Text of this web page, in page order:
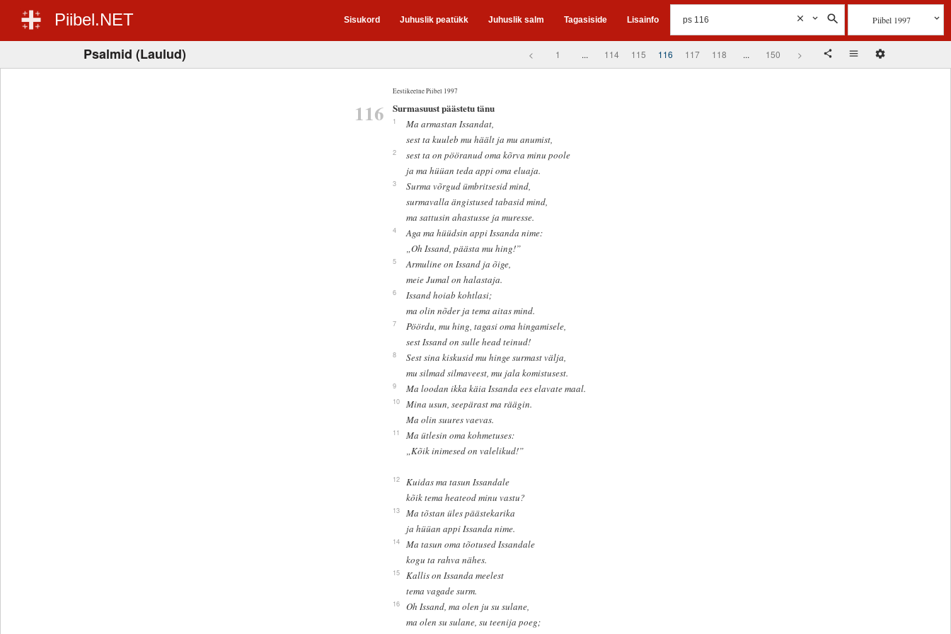
Piibel.NET Sisukord Juhuslik peatükk Juhuslik salm Tagasiside Lisainfo Piibel 1997
Psalmid (Laulud) < 1 ... 114 115 116 117 118 ... 150 >
Eestikeelne Piibel 1997
116 Surmasuust päästetu tänu
1
Ma armastan Issandat,
sest ta kuuleb mu häält ja mu anumist,
2
sest ta on pööranud oma kõrva minu poole
ja ma hüüan teda appi oma eluaja.
3
Surma võrgud ümbritsesid mind,
surmavalla ängistused tabasid mind,
ma sattusin ahastusse ja muresse.
4
Aga ma hüüdsin appi Issanda nime:
„Oh Issand, päästa mu hing!”
5
Armuline on Issand ja õige,
meie Jumal on halastaja.
6
Issand hoiab kohtlasi;
ma olin nõder ja tema aitas mind.
7
Pöördu, mu hing, tagasi oma hingamisele,
sest Issand on sulle head teinud!
8
Sest sina kiskusid mu hinge surmast välja,
mu silmad silmaveest, mu jala komistusest.
9 Ma loodan ikka käia Issanda ees elavate maal.
10
Mina usun, seepärast ma räägin.
Ma olin suures vaevas.
11
Ma ütlesin oma kohmetuses:
„Kõik inimesed on valelikud!”
12
Kuidas ma tasun Issandale
kõik tema heateod minu vastu?
13
Ma tõstan üles päästekarika
ja hüüan appi Issanda nime.
14
Ma tasun oma tõotused Issandale
kogu ta rahva nähes.
15
Kallis on Issanda meelest
tema vagade surm.
16
Oh Issand, ma olen ju su sulane,
ma olen su sulane, su teenija poeg;